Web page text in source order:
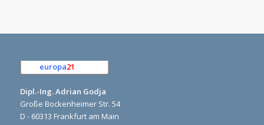
europa21
Dipl.-Ing. Adrian Godja
Große Bockenheimer Str. 54
D - 60313 Frankfurt am Main